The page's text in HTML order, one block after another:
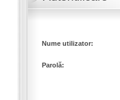
Nume utilizator:
Parolă: